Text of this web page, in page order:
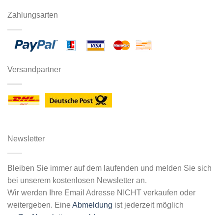
Zahlungsarten
Versandpartner
Newsletter
Bleiben Sie immer auf dem laufenden und melden Sie sich
bei unserem kostenlosen Newsletter an.
Wir werden Ihre Email Adresse NICHT verkaufen oder
weitergeben. Eine Abmeldung ist jederzeit möglich